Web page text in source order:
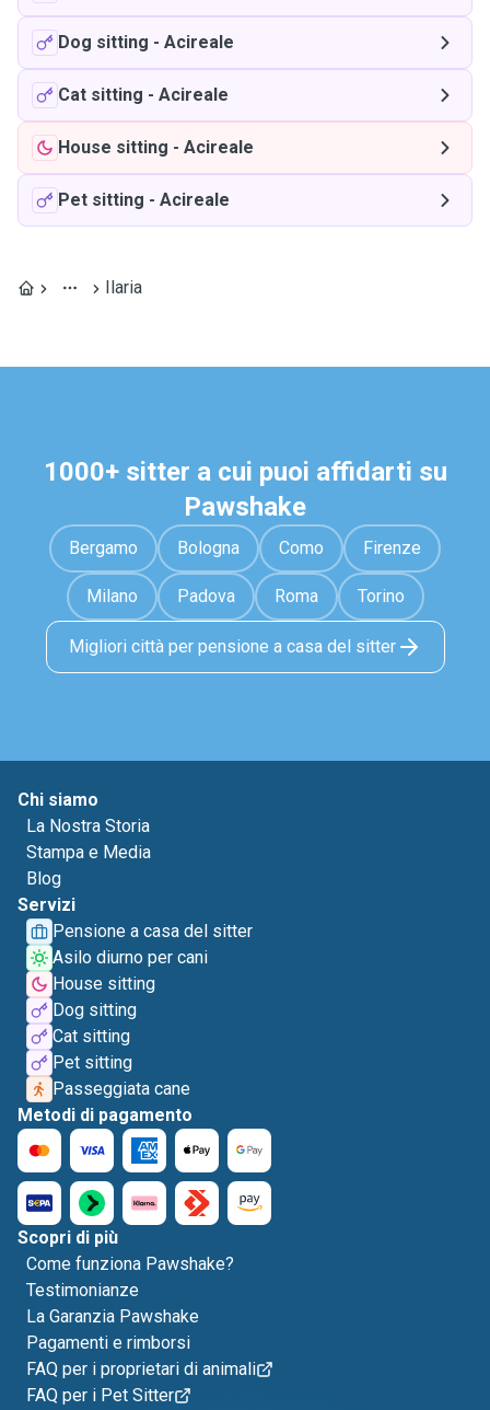
Dog sitting - Acireale
Cat sitting - Acireale
House sitting - Acireale
Pet sitting - Acireale
Ilaria
1000+ sitter a cui puoi affidarti su
Pawshake
Bergamo Bologna Como Firenze
Milano Padova Roma Torino
Migliori città per pensione a casa del sitter
Chi siamo
La Nostra Storia
Stampa e Media
Blog
Servizi
Pensione a casa del sitter
Asilo diurno per cani
House sitting
Dog sitting
Cat sitting
Pet sitting
Passeggiata cane
Metodi di pagamento
Scopri di più
Come funziona Pawshake?
Testimonianze
La Garanzia Pawshake
Pagamenti e rimborsi
FAQ per i proprietari di animali
FAQ per i Pet Sitter